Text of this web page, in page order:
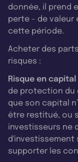
donnée, il prend
perte - de valeur
cette période.
Acheter des
risques :
Risque en capital
de protection du
que son capital
être restitué, ou
investisseurs ne
d'investissement
supporter les